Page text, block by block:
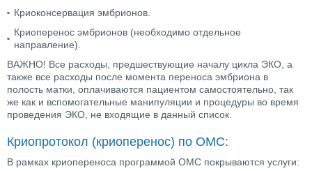
Криоконсервация эмбрионов.
Криоперенос эмбрионов (необходимо отдельное
направление).
ВАЖНО! Все расходы, предшествующие началу цикла ЭКО, а
также все расходы после момента переноса эмбриона в
полость матки, оплачиваются пациентом самостоятельно, так
же как и вспомогательные манипуляции и процедуры во время
проведения ЭКО, не входящие в данный список.
Криопротокол (криоперенос) по ОМС:
В рамках криопереноса программой ОМС покрываются услуги: